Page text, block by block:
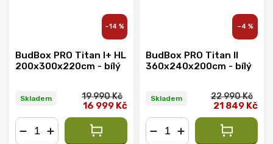
–14 %
BudBox PRO Titan I+ HL
200x300x220cm - bílý
Skladem 19 990 Kč
16 999 Kč
–4 %
BudBox PRO Titan II
360x240x200cm - bílý
Skladem 22 990 Kč
21 849 Kč